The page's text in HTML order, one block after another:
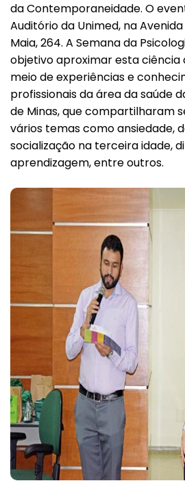
da Contemporaneidade. O
Auditório da Unimed, na
Maia, 264. A Semana da
objetivo aproximar esta ciência
meio de experiências e
profissionais da área da saúde
de Minas, que compartilharam
vários temas como ansiedade,
socialização na terceira idade,
aprendizagem, entre outros.